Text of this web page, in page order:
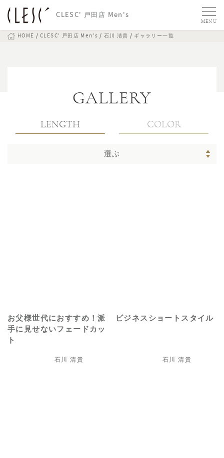
CLESC' 戸田店 Men's
MENU
HOME CLESC' 戸田店 Men's 石川 清貴 ギャラリー一覧
GALLERY
LENGTH COLOR
選ぶ
お父様世代におすすめ！派
手に見せないフェードカッ
ト
石川 清貴
ビジネスショートスタイル
石川 清貴